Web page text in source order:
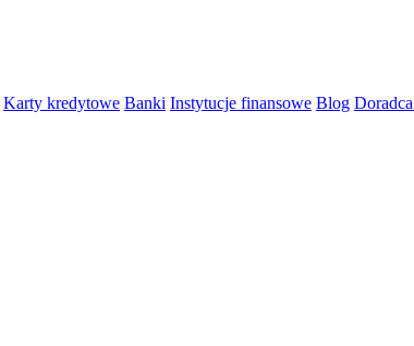
Karty kredytowe Banki Instytucje finansowe Blog